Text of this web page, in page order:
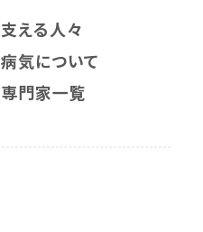
支える人々
病気について
専門家一覧